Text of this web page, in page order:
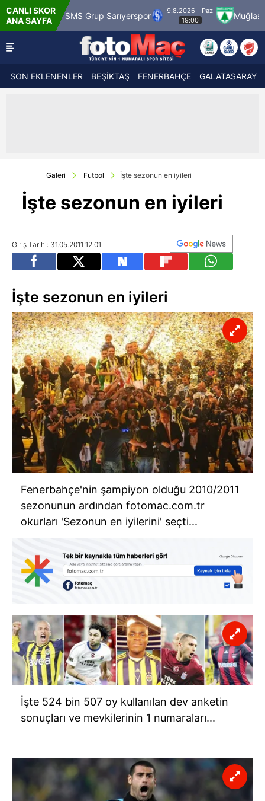
CANLI SKOR
ANA SAYFASMS Grup Sarıyerspor
9.8.2026 - Paz
19:00
Muğlaspor
SON EKLENENLER BEŞİKTAŞ FENERBAHÇE GALATASARAY
Galeri Futbol İşte sezonun en iyileri
İşte sezonun en iyileri
Giriş Tarihi: 31.05.2011 12:01
İşte sezonun en iyileri
Fenerbahçe'nin şampiyon olduğu 2010/2011
sezonunun ardından fotomac.com.tr
okurları 'Sezonun en iyilerini' seçti...
İşte 524 bin 507 oy kullanılan dev anketin
sonuçları ve mevkilerinin 1 numaraları...